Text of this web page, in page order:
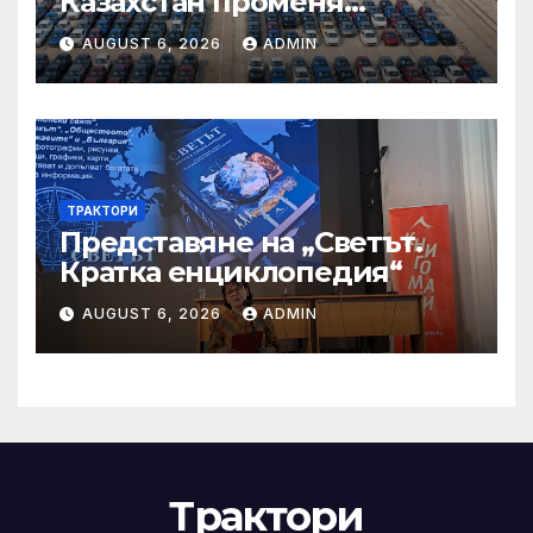
структурата си – шест
тенденции
AUGUST 6, 2026 ADMIN
ТРАКТОРИ
Представяне на „Светът.
Кратка енциклопедия“
AUGUST 6, 2026 ADMIN
Трактори